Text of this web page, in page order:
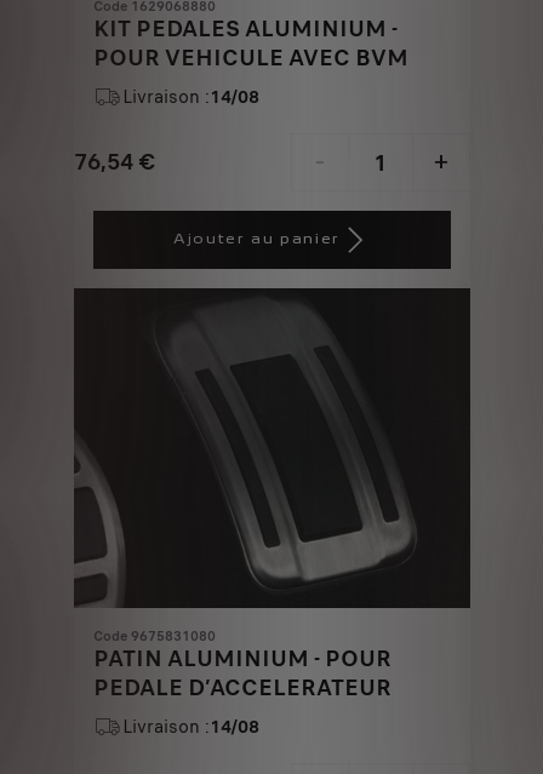
Code 1629068880
KIT PEDALES ALUMINIUM -
POUR VEHICULE AVEC BVM
Livraison :14/08
76,54 €
Price
€
- +
Quantity
1
Ajouter au panier
Code 9675831080
PATIN ALUMINIUM - POUR
PEDALE D’ACCELERATEUR
Livraison :14/08